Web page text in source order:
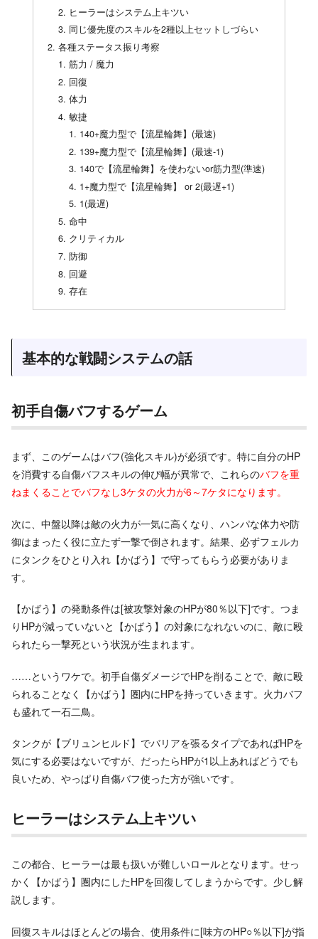
ヒーラーはシステム上キツい
同じ優先度のスキルを2種以上セットしづらい
各種ステータス振り考察
筋力 / 魔力
回復
体力
敏捷
140+魔力型で【流星輪舞】(最速)
139+魔力型で【流星輪舞】(最速-1)
140で【流星輪舞】を使わないor筋力型(準速)
1+魔力型で【流星輪舞】 or 2(最遅+1)
1(最遅)
命中
クリティカル
防御
回避
存在
基本的な戦闘システムの話
初手自傷バフするゲーム
まず、このゲームはバフ(強化スキル)が必須です。特に自分のHP
を消費する自傷バフスキルの伸び幅が異常で、これらのバフを重
ねまくることでバフなし3ケタの火力が6～7ケタになります。
次に、中盤以降は敵の火力が一気に高くなり、ハンパな体力や防
御はまったく役に立たず一撃で倒されます。結果、必ずフェルカ
にタンクをひとり入れ【かばう】で守ってもらう必要がありま
す。
【かばう】の発動条件は[被攻撃対象のHPが80％以下]です。つま
りHPが減っていないと【かばう】の対象になれないのに、敵に殴
られたら一撃死という状況が生まれます。
……というワケで。初手自傷ダメージでHPを削ることで、敵に殴
られることなく【かばう】圏内にHPを持っていきます。火力バフ
も盛れて一石二鳥。
タンクが【ブリュンヒルド】でバリアを張るタイプであればHPを
気にする必要はないですが、だったらHPが1以上あればどうでも
良いため、やっぱり自傷バフ使った方が強いです。
ヒーラーはシステム上キツい
この都合、ヒーラーは最も扱いが難しいロールとなります。せっ
かく【かばう】圏内にしたHPを回復してしまうからです。少し解
説します。
回復スキルはほとんどの場合、使用条件に[味方のHP○％以下]が指